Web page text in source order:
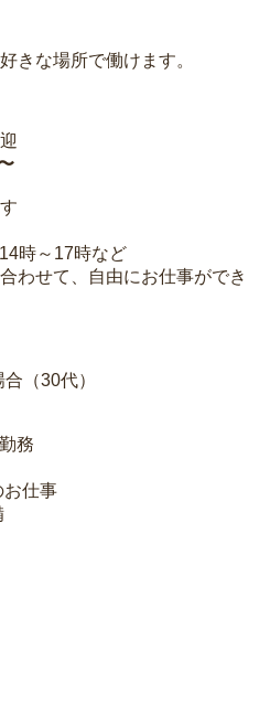
きな場所で働けます。
時～17時など
わせて、自由にお仕事ができ
（30代）
務
仕事